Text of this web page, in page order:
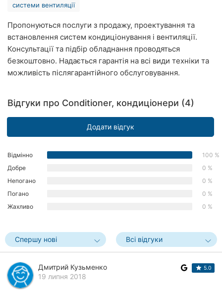
Кропивницький
Київ
Харків
Запоріжжя
Миколаїв
Полтава
Черкаси
Чернівці
системи вентиляції
Пропонуються послуги з продажу, проектування та
встановлення систем кондиціонування і вентиляції.
Консультації та підбір обладнання проводяться
безкоштовно. Надається гарантія на всі види техніки та
можливість післягарантійного обслуговування.
Відгуки про Сonditioner, кондиціонери (4)
Додати відгук
Відмінно
100 %
Добре
0 %
Непогано
0 %
Погано
0 %
Жахливо
0 %
Спершу нові Всі відгуки
Дмитрий Кузьменко
19 липня 2018
5.0